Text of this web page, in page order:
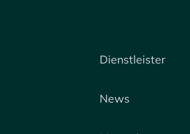
Dienstleister
News